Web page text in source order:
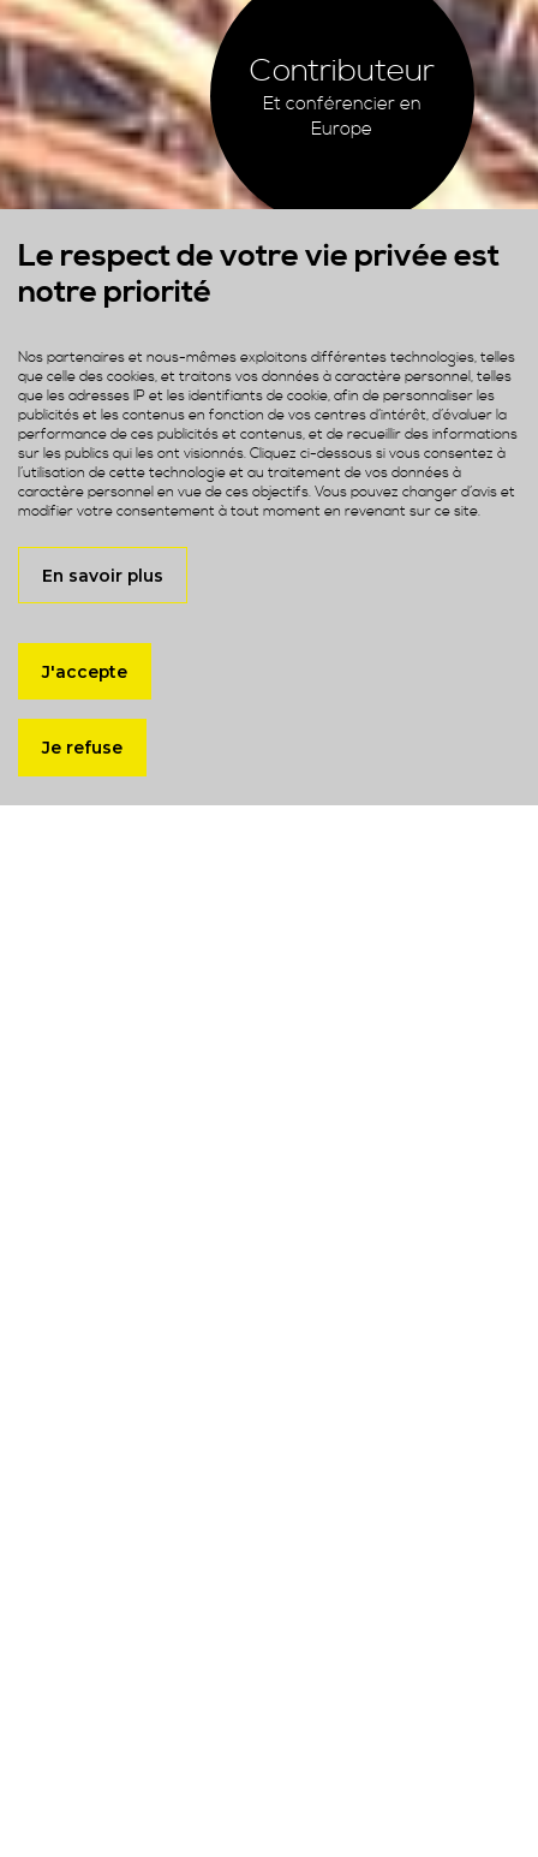
Contributeur
Et conférencier en
Europe
Le respect de votre vie privée est
notre priorité
Nos partenaires et nous-mêmes exploitons différentes technologies, telles
que celle des cookies, et traitons vos données à caractère personnel, telles
que les adresses IP et les identifiants de cookie, afin de personnaliser les
publicités et les contenus en fonction de vos centres d’intérêt, d’évaluer la
performance de ces publicités et contenus, et de recueillir des informations
sur les publics qui les ont visionnés. Cliquez ci-dessous si vous consentez à
l’utilisation de cette technologie et au traitement de vos données à
caractère personnel en vue de ces objectifs. Vous pouvez changer d’avis et
modifier votre consentement à tout moment en revenant sur ce site.
En savoir plus
J'accepte
Je refuse